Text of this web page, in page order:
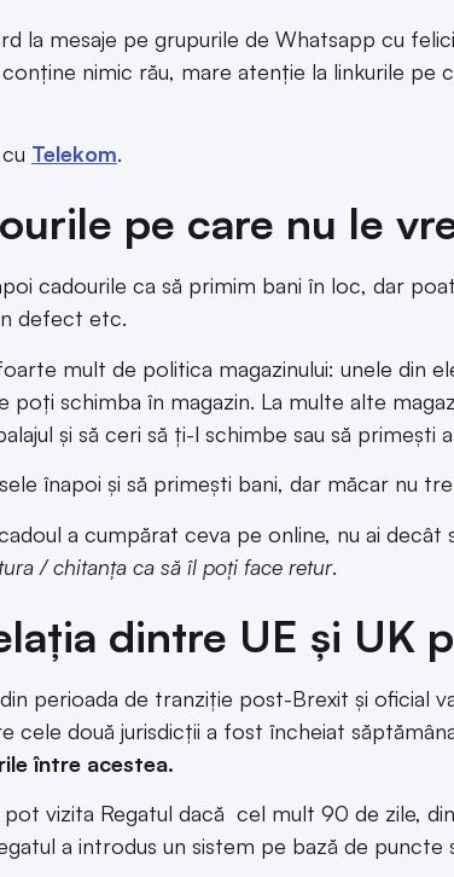
la mesaje pe grupurile de Whatsapp cu
nimic rău, mare atenție la linkurile pe
Telekom.
pe care nu le
cadourile ca să primim bani în loc, dar
defect etc.
mult de politica magazinului: unele din
poți schimba în magazin. La multe alte
și să ceri să ți-l schimbe sau să primești
înapoi și să primești bani, dar măcar nu
a cumpărat ceva pe online, nu ai decât
/ chitanța ca să îl poți face retur.
dintre UE și UK
perioada de tranziție post-Brexit și oficial
cele două jurisdicții a fost încheiat
între acestea.
vizita Regatul dacă cel mult 90 de zile,
a introdus un sistem pe bază de